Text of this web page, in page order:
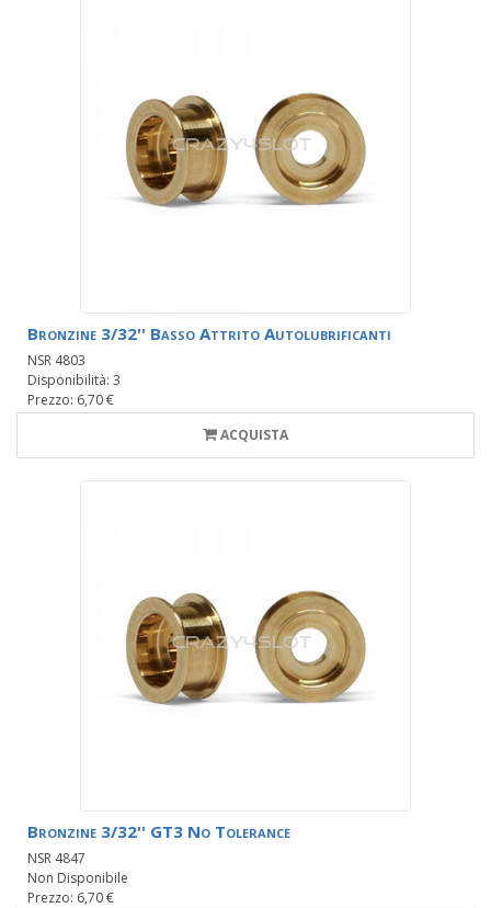
Bronzine 3/32'' Basso Attrito Autolubrificanti
NSR 4803
Disponibilità: 3
Prezzo: 6,70 €
ACQUISTA
Bronzine 3/32'' GT3 No Tolerance
NSR 4847
Non Disponibile
Prezzo: 6,70 €